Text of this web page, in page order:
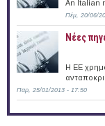
An Italian
Πέμ, 20/06/
Νέες
Η ΕΕ
Παρ, 25/01/2013 - 17:50